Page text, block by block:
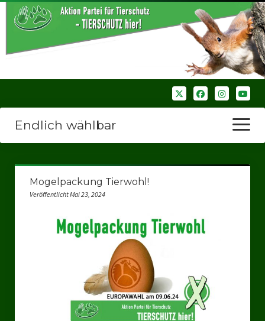
Endlich wählbar
Menü
öffnen
Wir über uns
Bezirksverbände
Bezirksverband Ruhrparlamenrt
Bezirksverband Mettmann
Mogelpackung Tierwohl!
Veröffentlicht Mai 23, 2024